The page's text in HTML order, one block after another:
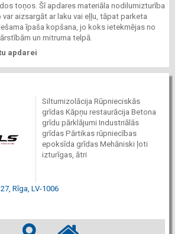
toņos. Šī apdares materiāla nodilumizturība
aizsargāt ar laku vai eļļu, tāpat parketa
īpaša kopšana, jo koks ietekmējas no
un mitruma telpā.
apdarei
Siltumizolācija Rūpnieciskās
grīdas Kāpņu restaurācija Betona
grīdu pārklājumi Industriālās
grīdas Pārtikas rūpniecības
epoksīda grīdas Mehāniski ļoti
izturīgas, ātri
Rīga, LV-1006